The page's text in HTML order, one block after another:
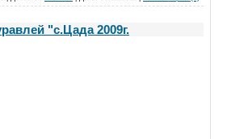
"с.Цада 2009г.